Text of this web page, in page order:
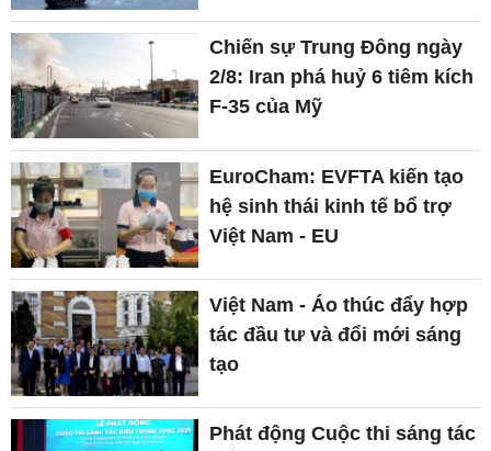
Chiến sự Trung Đông ngày
2/8: Iran phá huỷ 6 tiêm kích
F-35 của Mỹ
EuroCham: EVFTA kiến tạo
hệ sinh thái kinh tế bổ trợ
Việt Nam - EU
Việt Nam - Áo thúc đẩy hợp
tác đầu tư và đổi mới sáng
tạo
Phát động Cuộc thi sáng tác